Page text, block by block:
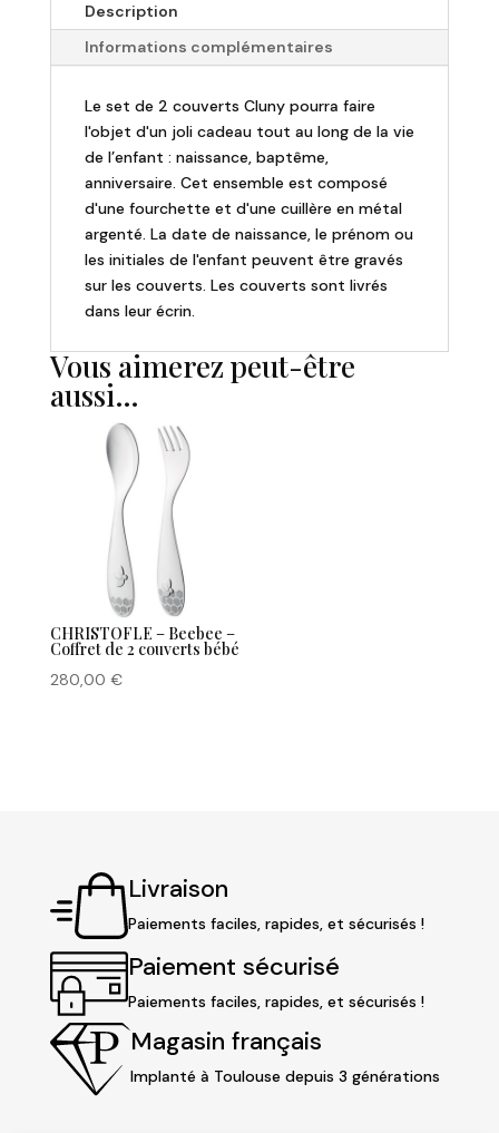
Cluny
couverts
bébé
Description
Informations complémentaires
Le set de 2 couverts Cluny pourra faire
l'objet d'un joli cadeau tout au long de la vie
de l’enfant : naissance, baptême,
anniversaire. Cet ensemble est composé
d'une fourchette et d'une cuillère en métal
argenté. La date de naissance, le prénom ou
les initiales de l'enfant peuvent être gravés
sur les couverts. Les couverts sont livrés
dans leur écrin.
Vous aimerez peut-être
aussi…
CHRISTOFLE – Beebee –
Coffret de 2 couverts bébé
280,00 €
Livraison
Paiements faciles, rapides, et sécurisés !
Paiement sécurisé
Paiements faciles, rapides, et sécurisés !
Magasin français
Implanté à Toulouse depuis 3 générations